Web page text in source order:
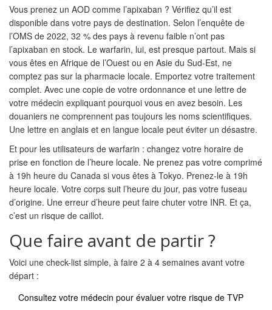
Vous prenez un AOD comme l’apixaban ? Vérifiez qu’il est
disponible dans votre pays de destination. Selon l’enquête de
l’OMS de 2022, 32 % des pays à revenu faible n’ont pas
l’apixaban en stock. Le warfarin, lui, est presque partout. Mais si
vous êtes en Afrique de l’Ouest ou en Asie du Sud-Est, ne
comptez pas sur la pharmacie locale. Emportez votre traitement
complet. Avec une copie de votre ordonnance et une lettre de
votre médecin expliquant pourquoi vous en avez besoin. Les
douaniers ne comprennent pas toujours les noms scientifiques.
Une lettre en anglais et en langue locale peut éviter un désastre.
Et pour les utilisateurs de warfarin : changez votre horaire de
prise en fonction de l’heure locale. Ne prenez pas votre comprimé
à 19h heure du Canada si vous êtes à Tokyo. Prenez-le à 19h
heure locale. Votre corps suit l’heure du jour, pas votre fuseau
d’origine. Une erreur d’heure peut faire chuter votre INR. Et ça,
c’est un risque de caillot.
Que faire avant de partir ?
Voici une check-list simple, à faire 2 à 4 semaines avant votre
départ :
Consultez votre médecin pour évaluer votre risque de TVP